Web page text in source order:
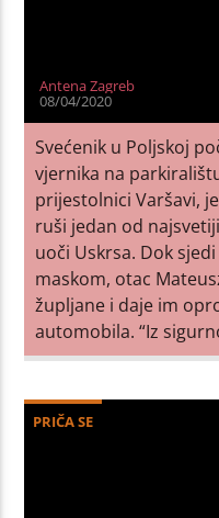
Antena Zagreb
08/04/2020
Svećenik u Poljskoj
vjernika na
prijestolnici Varšavi,
ruši jedan od
uoči Uskrsa. Dok
maskom, otac
župljane i daje im
automobila. “Iz
PRIČA SE